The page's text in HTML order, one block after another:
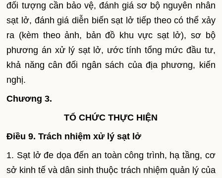
đối tượng cần bảo vệ, đánh giá sơ bộ nguyên nhân
sạt lở, đánh giá diễn biến sạt lở tiếp theo có thể xảy
ra (kèm theo ảnh, bản đồ khu vực sạt lở), sơ bộ
phương án xử lý sạt lở, ước tính tổng mức đầu tư,
khả năng cân đối ngân sách của địa phương, kiến
nghị.
Chương 3.
TỔ CHỨC THỰC HIỆN
Điều 9. Trách nhiệm xử lý sạt lở
1. Sạt lở đe dọa đến an toàn công trình, hạ tầng, cơ
sở kinh tế và dân sinh thuộc trách nhiệm quản lý của